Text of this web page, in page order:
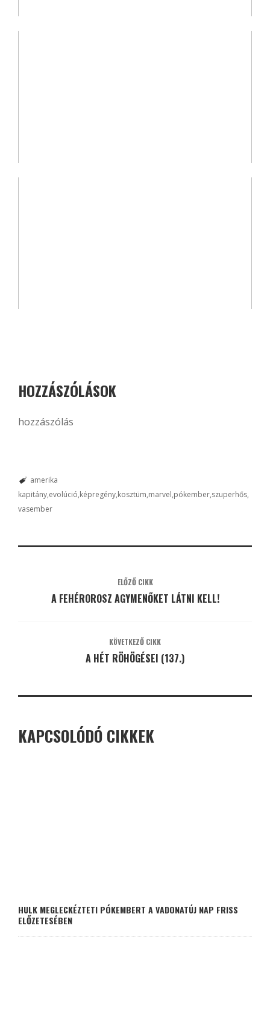
HOZZÁSZÓLÁSOK
hozzászólás
amerika
kapitány evolúció képregény kosztüm marvel pókember szuperhős
vasember
ELŐZŐ CIKK
A FEHÉROROSZ AGYMENŐKET LÁTNI KELL!
KÖVETKEZŐ CIKK
A HÉT RÖHÖGÉSEI (137.)
KAPCSOLÓDÓ CIKKEK
HULK MEGLECKÉZTETI PÓKEMBERT A VADONATÚJ NAP FRISS
ELŐZETESÉBEN